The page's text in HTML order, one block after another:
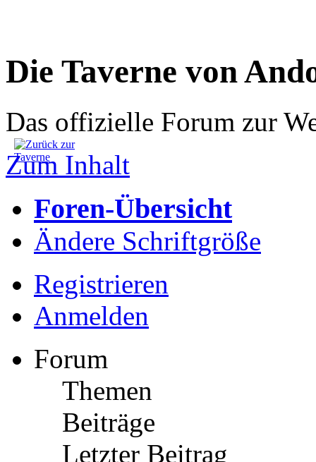
Die Taverne von
Das offizielle Forum zur
Zum Inhalt
Foren-Übersicht
Ändere Schriftgröße
Registrieren
Anmelden
Forum
Themen
Beiträge
Letzter Beitrag